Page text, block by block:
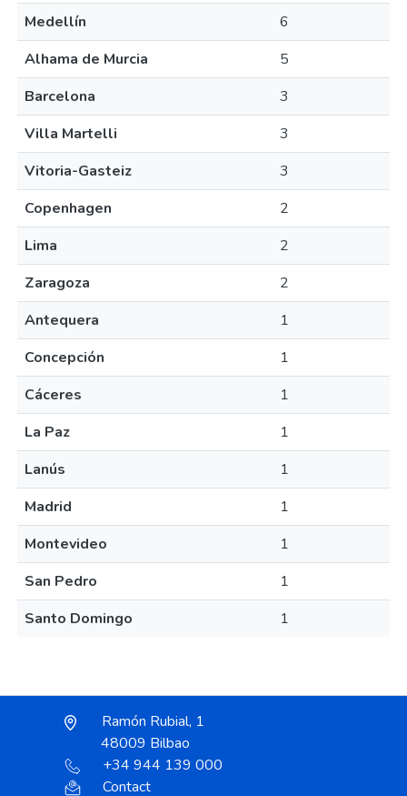
Medellín
6
Alhama de Murcia
5
Barcelona
3
Villa Martelli
3
Vitoria-Gasteiz
3
Copenhagen
2
Lima
2
Zaragoza
2
Antequera
1
Concepción
1
Cáceres
1
La Paz
1
Lanús
1
Madrid
1
Montevideo
1
San Pedro
1
Santo Domingo
1
Ramón Rubial, 1
48009 Bilbao
+34 944 139 000
Contact